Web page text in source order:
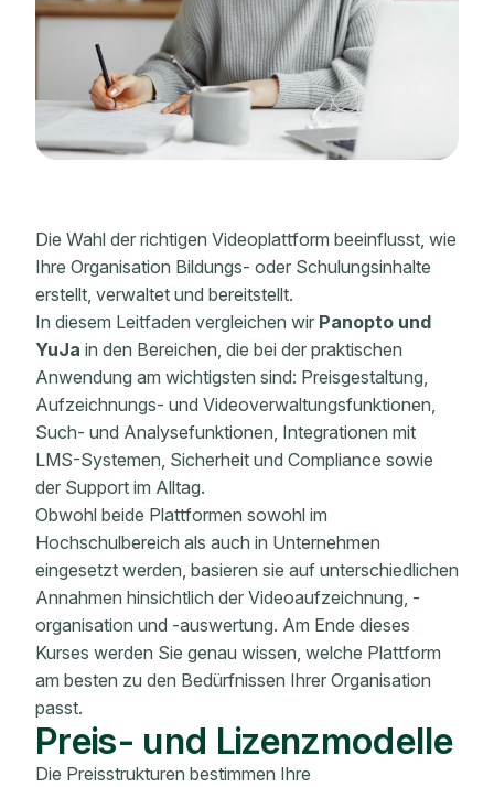
Die Wahl der richtigen Videoplattform beeinflusst, wie
Ihre Organisation Bildungs- oder Schulungsinhalte
erstellt, verwaltet und bereitstellt.
In diesem Leitfaden vergleichen wir Panopto und
YuJa in den Bereichen, die bei der praktischen
Anwendung am wichtigsten sind: Preisgestaltung,
Aufzeichnungs- und Videoverwaltungsfunktionen,
Such- und Analysefunktionen, Integrationen mit
LMS-Systemen, Sicherheit und Compliance sowie
der Support im Alltag.
Obwohl beide Plattformen sowohl im
Hochschulbereich als auch in Unternehmen
eingesetzt werden, basieren sie auf unterschiedlichen
Annahmen hinsichtlich der Videoaufzeichnung, -
organisation und -auswertung. Am Ende dieses
Kurses werden Sie genau wissen, welche Plattform
am besten zu den Bedürfnissen Ihrer Organisation
passt.
Preis- und Lizenzmodelle
Die Preisstrukturen bestimmen Ihre